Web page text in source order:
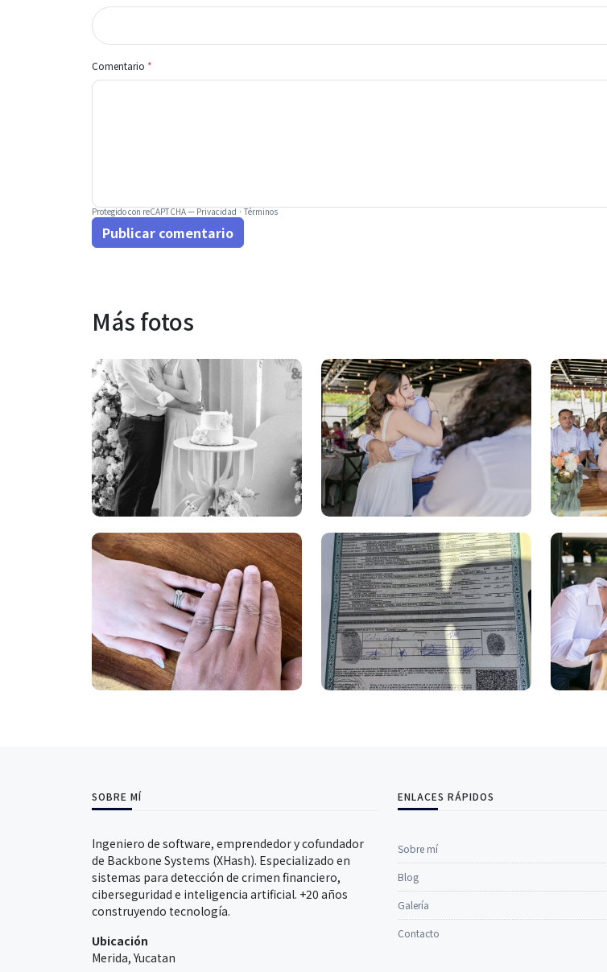
Comentario *
Protegido con reCAPTCHA —Privacidad·Términos
Publicar comentario
Más fotos
SOBRE MÍ
Ingeniero de software, emprendedor y cofundador
de Backbone Systems (XHash). Especializado en
sistemas para detección de crimen financiero,
ciberseguridad e inteligencia artificial. +20 años
construyendo tecnología.
Ubicación
Merida, Yucatan
ENLACES RÁPIDOS
Sobre mí
Blog
Galería
Contacto